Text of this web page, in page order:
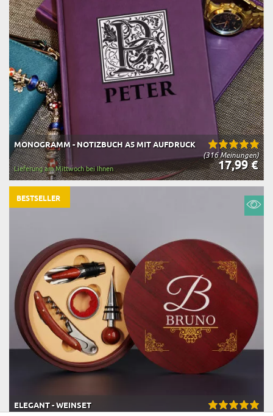
(316 Meinungen)
MONOGRAMM - NOTIZBUCH A5 MIT AUFDRUCK
17,99 €
Lieferung am Mittwoch bei Ihnen
ELEGANT - WEINSET
BESTSELLER